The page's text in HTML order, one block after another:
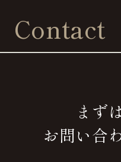
Contact
まず
お問い合